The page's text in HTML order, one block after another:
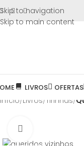
Skip to navigation
Skip to main content
LIVROS OFERTAS
Início/Livros/ Tirinhas/